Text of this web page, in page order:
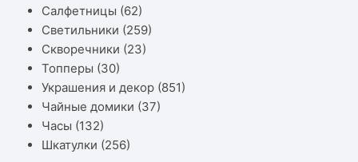
Салфетницы (62)
Светильники (259)
Скворечники (23)
Топперы (30)
Украшения и декор (851)
Чайные домики (37)
Часы (132)
Шкатулки (256)